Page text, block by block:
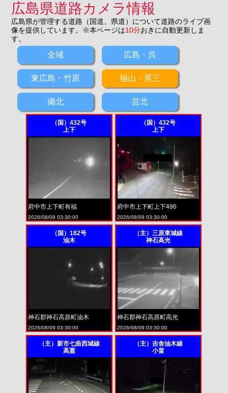
広島県道路カメラ情報
広島県が管理する道路（国道、県道）について道路のライブ画
像を提供しています。※本ページは10分おきに自動更新しま
す。
全域 広島・呉
東広島・竹原 福山・尾三
備北 芸北
（国）432号
上下
府中市上下町有福
2026/08/09 03:30:00
（国）432号
上下
府中市上下町上下496
2026/08/09 03:30:00
（国）182号
油木
神石郡神石高原町油木
2026/08/09 03:30:00
（主）三原東城線
神石高光
神石郡神石高原町高光
2026/08/09 03:30:00
（主）新市七曲西城線
高蓋
（主）吉舎油木線
小畠